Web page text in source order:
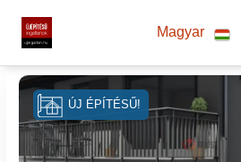
Magyar
ÚJ ÉPÍTÉSŰ!